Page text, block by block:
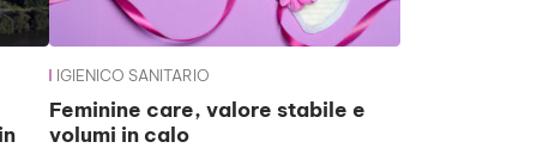
IGIENICO SANITARIO
Feminine care, valore stabile e
volumi in calo